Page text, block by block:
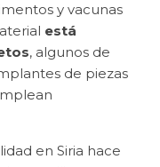
y vacunas
está
, algunos de
de piezas
en Siria hace